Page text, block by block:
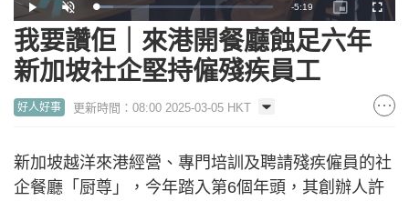
Play Unmute Loaded:
9.60%
Remaining
Time
-5:19
Picture-
in-
Picture
我要讚佢｜來港開餐廳蝕足六年
新加坡社企堅持僱殘疾員工
好人好事 更新時間：08:00 2025-03-05 HKT
新加坡越洋來港經營、專門培訓及聘請殘疾僱員的社
企餐廳「厨尊」，今年踏入第6個年頭，其創辦人許